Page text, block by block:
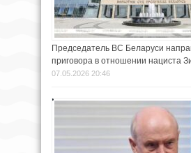
Председатель ВС Беларуси
приговора в отношении нациста
07.05.2026 20:46